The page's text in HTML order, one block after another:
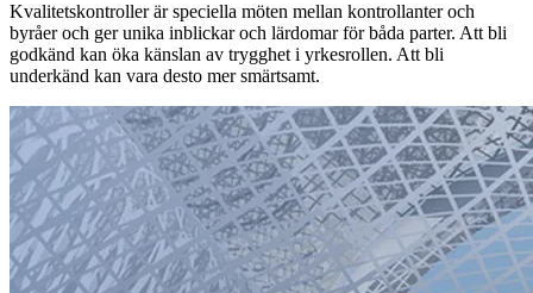
Kvalitetskontroller är speciella möten mellan kontrollanter och
byråer och ger unika inblickar och lärdomar för båda parter. Att bli
godkänd kan öka känslan av trygghet i yrkesrollen. Att bli
underkänd kan vara desto mer smärtsamt.